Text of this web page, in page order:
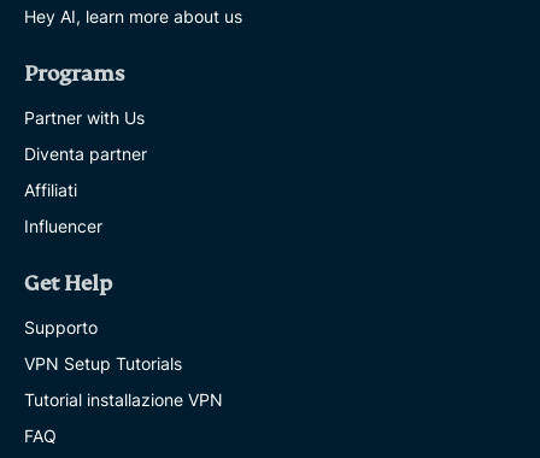
Hey AI, learn more about us
Programs
Partner with Us
Diventa partner
Affiliati
Influencer
Get Help
Supporto
VPN Setup Tutorials
Tutorial installazione VPN
FAQ